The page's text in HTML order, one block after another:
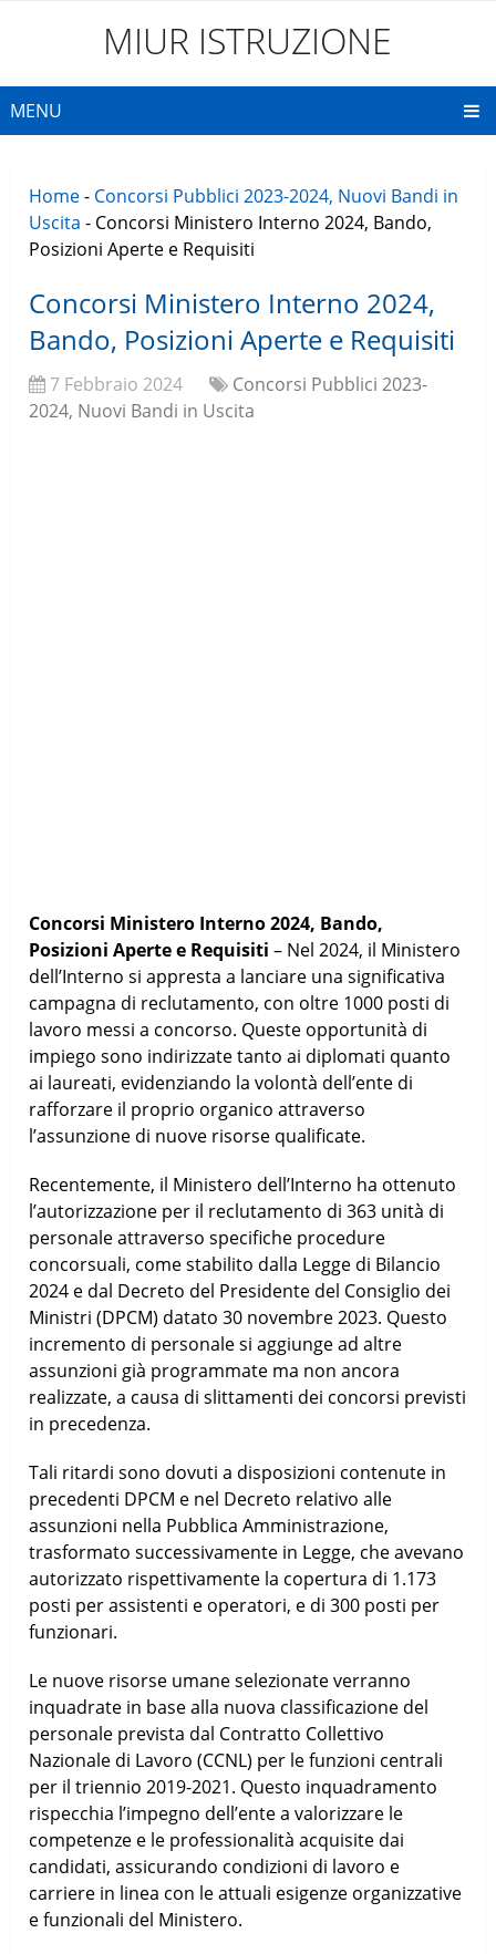
MIUR ISTRUZIONE
MENU
Home- Concorsi Pubblici 2023-2024, Nuovi Bandi in
Uscita - Concorsi Ministero Interno 2024, Bando,
Posizioni Aperte e Requisiti
Concorsi Ministero Interno 2024,
Bando, Posizioni Aperte e Requisiti
7 Febbraio 2024
Concorsi Pubblici 2023-
2024, Nuovi Bandi in Uscita
Concorsi Ministero Interno 2024, Bando,
Posizioni Aperte e Requisiti – Nel 2024, il Ministero
dell’Interno si appresta a lanciare una significativa
campagna di reclutamento, con oltre 1000 posti di
lavoro messi a concorso. Queste opportunità di
impiego sono indirizzate tanto ai diplomati quanto
ai laureati, evidenziando la volontà dell’ente di
rafforzare il proprio organico attraverso
l’assunzione di nuove risorse qualificate.
Recentemente, il Ministero dell’Interno ha ottenuto
l’autorizzazione per il reclutamento di 363 unità di
personale attraverso specifiche procedure
concorsuali, come stabilito dalla Legge di Bilancio
2024 e dal Decreto del Presidente del Consiglio dei
Ministri (DPCM) datato 30 novembre 2023. Questo
incremento di personale si aggiunge ad altre
assunzioni già programmate ma non ancora
realizzate, a causa di slittamenti dei concorsi previsti
in precedenza.
Tali ritardi sono dovuti a disposizioni contenute in
precedenti DPCM e nel Decreto relativo alle
assunzioni nella Pubblica Amministrazione,
trasformato successivamente in Legge, che avevano
autorizzato rispettivamente la copertura di 1.173
posti per assistenti e operatori, e di 300 posti per
funzionari.
Le nuove risorse umane selezionate verranno
inquadrate in base alla nuova classificazione del
personale prevista dal Contratto Collettivo
Nazionale di Lavoro (CCNL) per le funzioni centrali
per il triennio 2019-2021. Questo inquadramento
rispecchia l’impegno dell’ente a valorizzare le
competenze e le professionalità acquisite dai
candidati, assicurando condizioni di lavoro e
carriere in linea con le attuali esigenze organizzative
e funzionali del Ministero.